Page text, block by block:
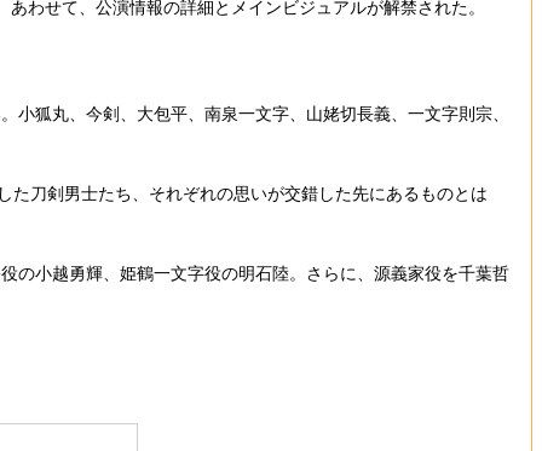
わせて、公演情報の詳細とメインビジュアルが解禁された。
狐丸、今剣、大包平、南泉一文字、山姥切長義、一文字則宗、
刀剣男士たち、それぞれの思いが交錯した先にあるものとは
小越勇輝、姫鶴一文字役の明石陸。さらに、源義家役を千葉哲